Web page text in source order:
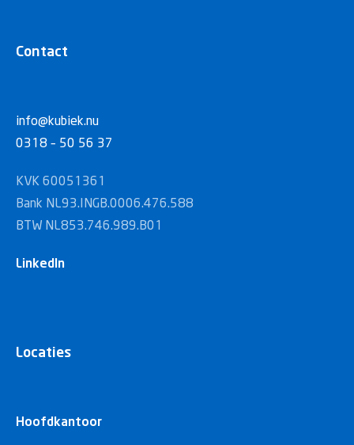
Contact
info@kubiek.nu
0318 – 50 56 37
KVK 60051361
Bank NL93.INGB.0006.476.588
BTW NL853.746.989.B01
LinkedIn
Locaties
Hoofdkantoor